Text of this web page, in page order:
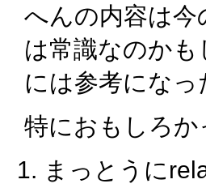
へんの内容は
は常識なのか
には参考になっ
特におもしろ
まっとうに